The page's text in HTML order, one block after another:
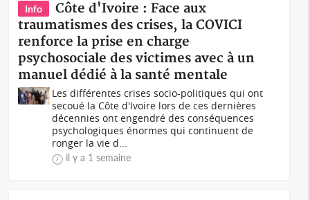
Info
Côte d'Ivoire : Face aux
traumatismes des crises, la COVICI
renforce la prise en charge
psychosociale des victimes avec à un
manuel dédié à la santé mentale
Les différentes crises socio-politiques qui ont
secoué la Côte d'Ivoire lors de ces dernières
décennies ont engendré des conséquences
psychologiques énormes qui continuent de
ronger la vie d...
il y a 1 semaine